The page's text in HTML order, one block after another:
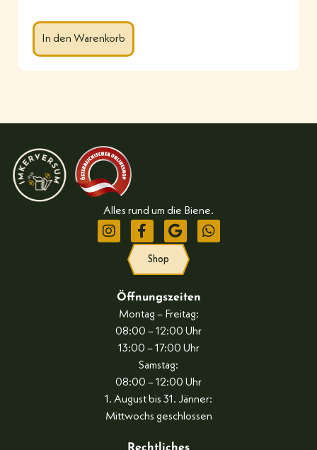
In den Warenkorb
Alles rund um die Biene.
Shop
Öffnungszeiten
Montag – Freitag:
08:00 – 12:00 Uhr
13:00 – 17:00 Uhr
Samstag:
08:00 – 12:00 Uhr
1. August bis 31. Jänner:
Mittwochs geschlossen